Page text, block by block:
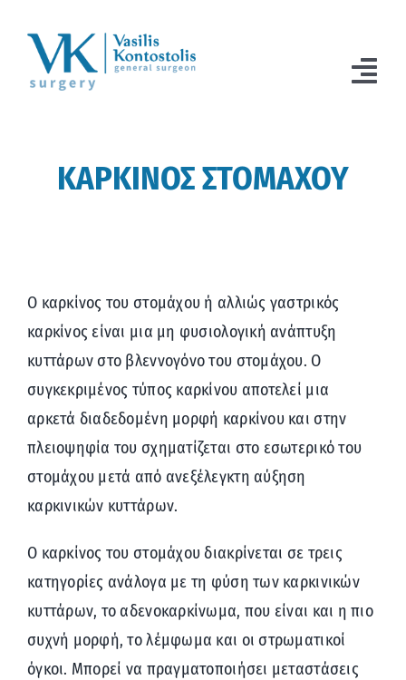
περιεχόμενο
Ο ΙΑΤΡΟΣ
ΙΑΤΡΙΚΑ ΝΕΑ
ΕΠΙΚΟΙΝΩΝΙΑ
ΚΑΡΚΙΝΟΣ ΣΤΟΜΑΧΟΥ
Ο καρκίνος του στομάχου ή αλλιώς γαστρικός
καρκίνος είναι μια μη φυσιολογική ανάπτυξη
κυττάρων στο βλεννογόνο του στομάχου. Ο
συγκεκριμένος τύπος καρκίνου αποτελεί μια
αρκετά διαδεδομένη μορφή καρκίνου και στην
πλειοψηφία του σχηματίζεται στο εσωτερικό του
στομάχου μετά από ανεξέλεγκτη αύξηση
καρκινικών κυττάρων.
Ο καρκίνος του στομάχου διακρίνεται σε τρεις
κατηγορίες ανάλογα με τη φύση των καρκινικών
κυττάρων, το αδενοκαρκίνωμα, που είναι και η πιο
συχνή μορφή, το λέμφωμα και οι στρωματικοί
όγκοι. Μπορεί να πραγματοποιήσει μεταστάσεις